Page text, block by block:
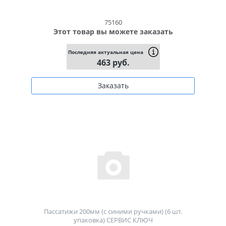
75160
Этот товар вы можете заказать
Последняя актуальная цена
463 руб.
Заказать
Пассатижи 200мм (с синими ручками) (6 шт.
упаковка) СЕРВИС КЛЮЧ